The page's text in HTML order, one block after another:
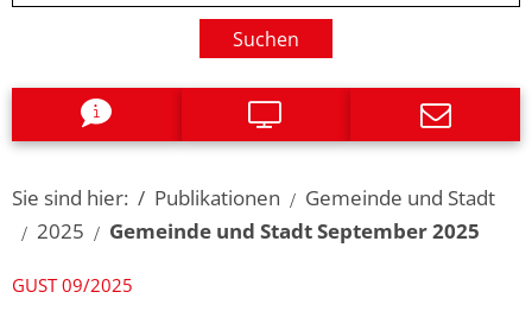
Suchen
Sie sind hier: Publikationen
Gemeinde und Stadt
2025
Gemeinde und Stadt September 2025
GUST 09/2025